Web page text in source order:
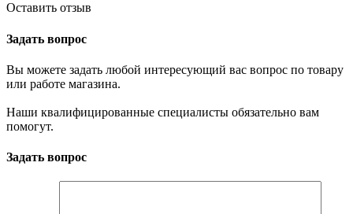
Оставить отзыв
Задать вопрос
Вы можете задать любой интересующий вас вопрос по товару
или работе магазина.
Наши квалифицированные специалисты обязательно вам
помогут.
Задать вопрос